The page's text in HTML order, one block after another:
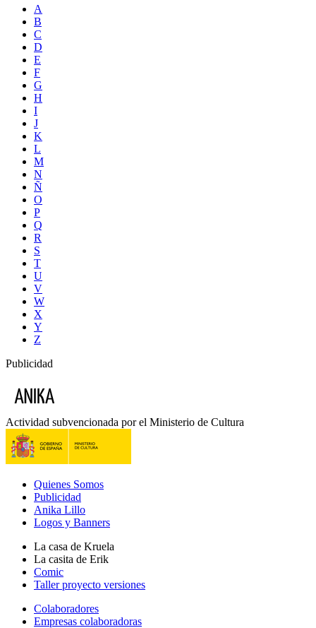
A
B
C
D
E
F
G
H
I
J
K
L
M
N
Ñ
O
P
Q
R
S
T
U
V
W
X
Y
Z
Publicidad
Actividad subvencionada por el Ministerio de Cultura
Quienes Somos
Publicidad
Anika Lillo
Logos y Banners
La casa de Kruela
La casita de Erik
Comic
Taller proyecto versiones
Colaboradores
Empresas colaboradoras